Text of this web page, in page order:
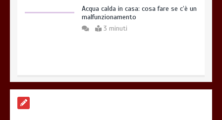
Acqua calda in casa: cosa fare se c’è un
malfunzionamento
3 minuti
Gestione dei costi dell’automobile: